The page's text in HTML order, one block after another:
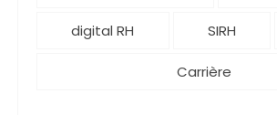
digital RH SIRH
Carrière